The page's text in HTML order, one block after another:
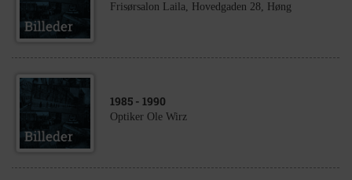
Frisørsalon Laila, Hovedgaden 28, Høng
1985 - 1990
Optiker Ole Wirz